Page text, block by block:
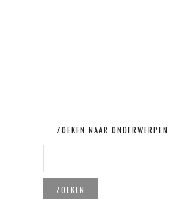
ZOEKEN NAAR ONDERWERPEN